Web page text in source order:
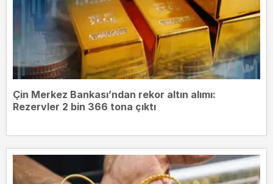
Çin Merkez Bankası’ndan rekor altın alımı:
Rezervler 2 bin 366 tona çıktı